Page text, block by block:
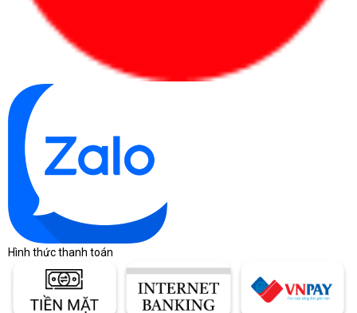
Hình thức thanh toán